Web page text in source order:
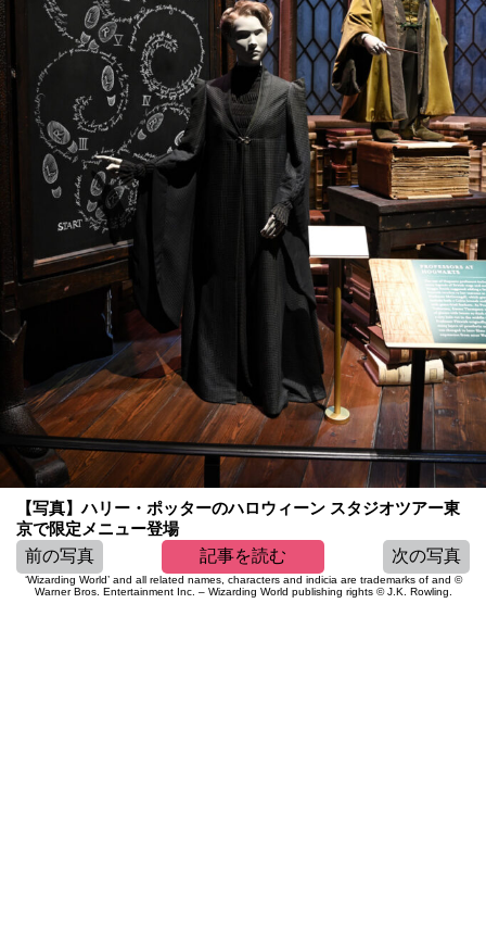
【写真】ハリー・ポッターのハロウィーン スタジオツアー東
京で限定メニュー登場
前の写真
記事を読む 次の写真
‘Wizarding World’ and all related names, characters and indicia are trademarks of and ©
Warner Bros. Entertainment Inc. – Wizarding World publishing rights © J.K. Rowling.